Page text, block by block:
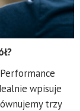
wpisuje
trzy